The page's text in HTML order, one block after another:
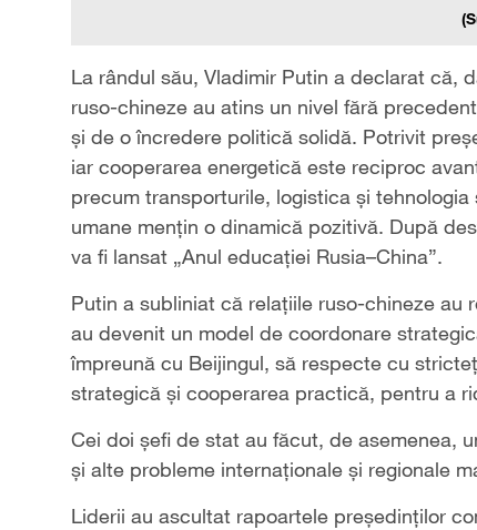
La rândul său, Vladimir Putin a declarat că,
ruso-chineze au atins un nivel fără
și de o încredere politică solidă. Potrivit
iar cooperarea energetică este reciproc
precum transporturile, logistica și
umane mențin o dinamică pozitivă. După
va fi lansat „Anul educației Rusia–China”.
Putin a subliniat că relațiile ruso-chineze
au devenit un model de coordonare
împreună cu Beijingul, să respecte cu
strategică și cooperarea practică, pentru a
Cei doi șefi de stat au făcut, de asemenea,
și alte probleme internaționale și regionale
Liderii au ascultat rapoartele președinților